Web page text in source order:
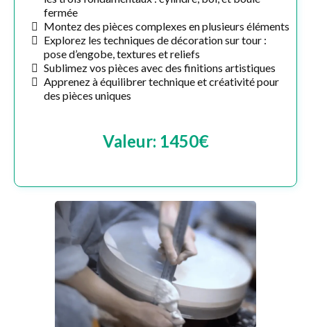
fermée
Montez des pièces complexes en plusieurs éléments
Explorez les techniques de décoration sur tour :
pose d’engobe, textures et reliefs
Sublimez vos pièces avec des finitions artistiques
Apprenez à équilibrer technique et créativité pour
des pièces uniques
Valeur: 1450€